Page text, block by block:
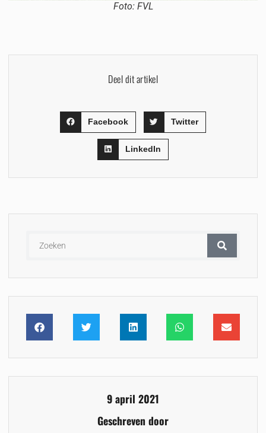
Foto: FVL
Deel dit artikel
Facebook Twitter
LinkedIn
9 april 2021
Geschreven door